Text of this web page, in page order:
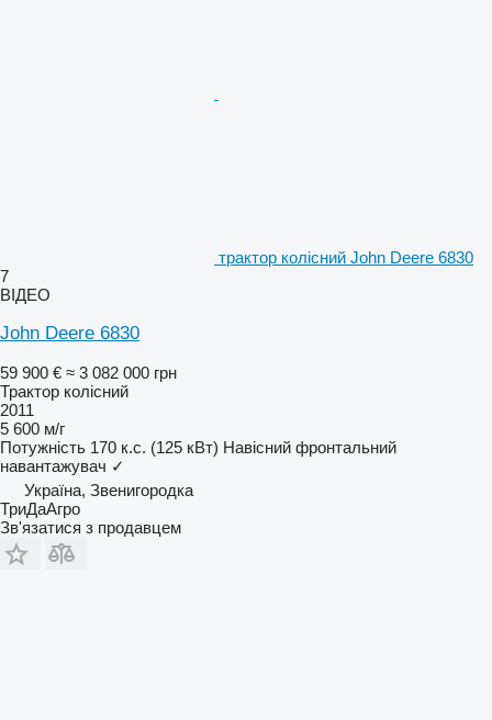
трактор колісний John Deere 6830
7
ВІДЕО
John Deere 6830
59 900 € ≈ 3 082 000 грн
Трактор колісний
2011
5 600 м/г
Потужність 170 к.с. (125 кВт) Навісний фронтальний
навантажувач ✓
Україна, Звенигородка
ТриДаАгро
Зв'язатися з продавцем